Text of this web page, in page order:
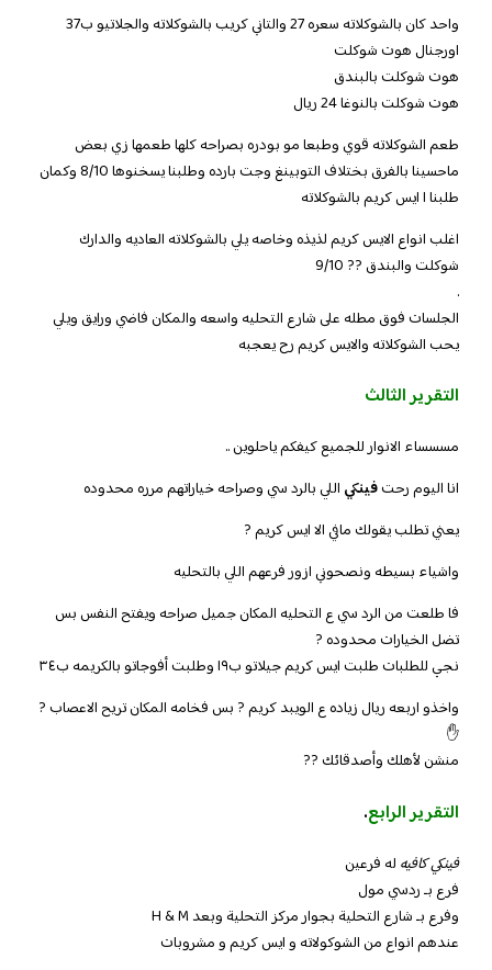
واحد كان بالشوكلاته سعره 27 والتاني كريب بالشوكلاته والجلاتيو ب37
اورجنال هوت شوكلت
هوت شوكلت بالبندق
هوت شوكلت بالنوغا 24 ريال
طعم الشوكلاته قوي وطبعا مو بودره بصراحه كلها طعمها زي بعض
ماحسينا بالفرق بختلاف التوبينغ وجت بارده وطلبنا يسخنوها 8/10 وكمان
طلبنا ١ ايس كريم بالشوكلاته
اغلب انواع الايس كريم لذيذه وخاصه يلي بالشوكلاته العاديه والدارك
شوكلت والبندق ?? 9/10
.
الجلسات فوق مطله على شارع التحليه واسعه والمكان فاضي ورايق ويلي
يحب الشوكلاته والايس كريم رح يعجبه
التقرير الثالث
مسسساء الانوار للجميع كيفكم ياحلوين ..
انا اليوم رحتفينكي اللي بالرد سي وصراحه خياراتهم مرره محدوده
يعني تطلب يقولك مافي الا ايس كريم ?
واشياء بسيطه ونصحوني ازور فرعهم اللي بالتحليه
فا طلعت من الرد سي ع التحليه المكان جميل صراحه ويفتح النفس بس
تضل الخيارات محدوده ?
نجي للطلبات طلبت ايس كريم جيلاتو ب١٩ وطلبت أفوجاتو بالكريمه ب٣٤
واخذو اربعه ريال زياده ع الويبد كريم ? بس فخامه المكان تريح الاعصاب ?
✋
منشن لأهلك وأصدقائك ??
التقرير الرابع.
فينكي كافيه له فرعين
فرع بـ ردسي مول
وفرع بـ شارع التحلية بجوار مركز التحلية وبعد H & M
عندهم انواع من الشوكولاته و ايس كريم و مشروبات